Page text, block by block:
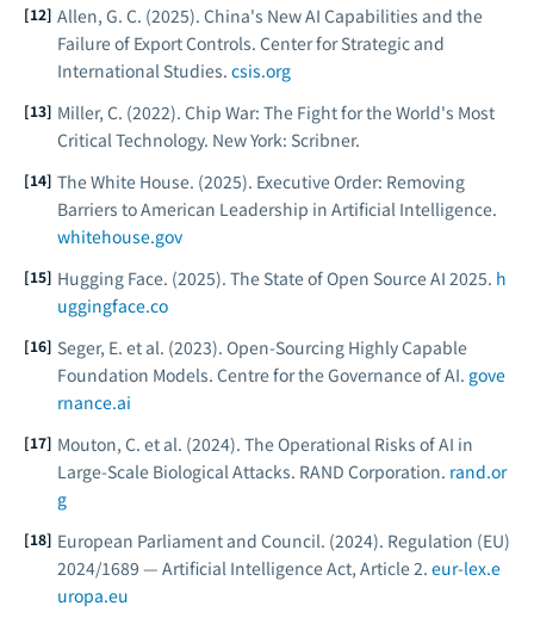
Allen, G. C. (2025). China's New AI Capabilities and the
Failure of Export Controls. Center for Strategic and
International Studies. csis.org
Miller, C. (2022). Chip War: The Fight for the World's Most
Critical Technology. New York: Scribner.
The White House. (2025). Executive Order: Removing
Barriers to American Leadership in Artificial Intelligence.
whitehouse.gov
Hugging Face. (2025). The State of Open Source AI 2025. h
uggingface.co
Seger, E. et al. (2023). Open-Sourcing Highly Capable
Foundation Models. Centre for the Governance of AI. gove
rnance.ai
Mouton, C. et al. (2024). The Operational Risks of AI in
Large-Scale Biological Attacks. RAND Corporation. rand.or
g
European Parliament and Council. (2024). Regulation (EU)
2024/1689 — Artificial Intelligence Act, Article 2. eur-lex.e
uropa.eu